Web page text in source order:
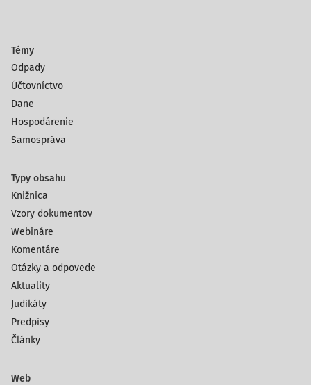
Témy
Odpady
Účtovníctvo
Dane
Hospodárenie
Samospráva
Typy obsahu
Knižnica
Vzory dokumentov
Webináre
Komentáre
Otázky a odpovede
Aktuality
Judikáty
Predpisy
Články
Web